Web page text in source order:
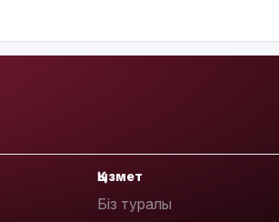
Қызмет
Біз туралы